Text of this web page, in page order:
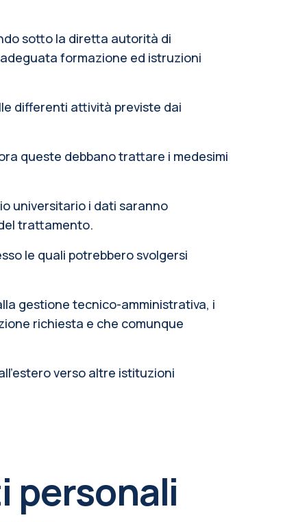
sotto la diretta autorità di
formazione ed istruzioni
differenti attività previste dai
queste debbano trattare i medesimi
universitario i dati saranno
trattamento.
le quali potrebbero svolgersi
gestione tecnico-amministrativa, i
richiesta e che comunque
verso altre istituzioni
personali